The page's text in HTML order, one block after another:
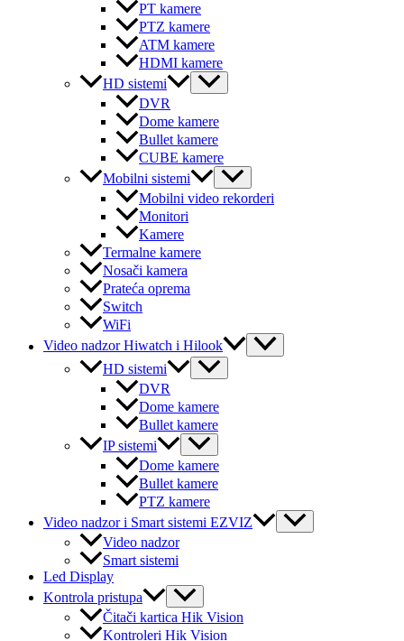
PT kamere
PTZ kamere
ATM kamere
HDMI kamere
HD sistemi
Menu
Toggle
DVR
Dome kamere
Bullet kamere
CUBE kamere
Mobilni sistemi
Menu
Toggle
Mobilni video rekorderi
Monitori
Kamere
Termalne kamere
Nosači kamera
Prateća oprema
Switch
WiFi
Video nadzor Hiwatch i Hilook
Menu
Toggle
HD sistemi
Menu
Toggle
DVR
Dome kamere
Bullet kamere
IP sistemi
Menu
Toggle
Dome kamere
Bullet kamere
PTZ kamere
Video nadzor i Smart sistemi EZVIZ
Menu
Toggle
Video nadzor
Smart sistemi
Led Display
Kontrola pristupa
Menu
Toggle
Čitači kartica Hik Vision
Kontroleri Hik Vision